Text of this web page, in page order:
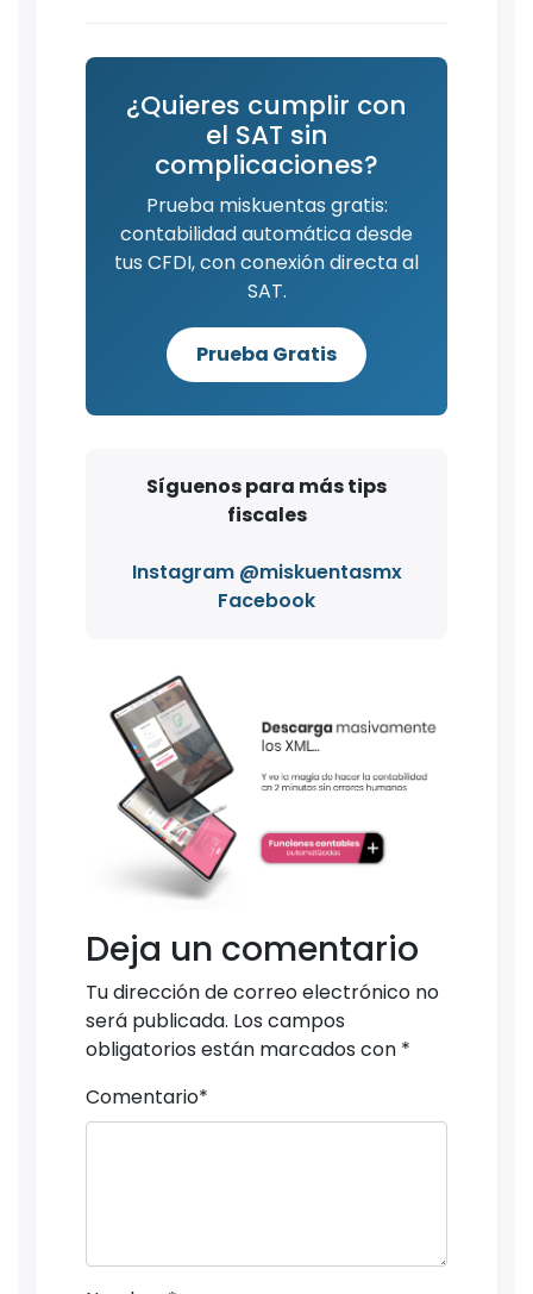
¿Quieres cumplir con
el SAT sin
complicaciones?
Prueba miskuentas gratis:
contabilidad automática desde
tus CFDI, con conexión directa al
SAT.
Prueba Gratis
Síguenos para más tips
fiscales
Instagram @miskuentasmx
Facebook
Deja un comentario
Tu dirección de correo electrónico no
será publicada. Los campos
obligatorios están marcados con *
Comentario*